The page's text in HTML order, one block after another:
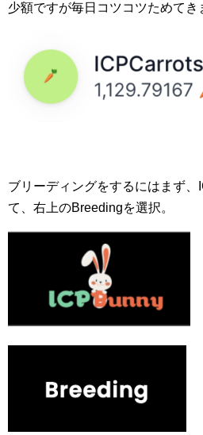
少額ですが毎日コツコツためてき
ブリーディングをするにはまず
て、右上のBreedingを選択。